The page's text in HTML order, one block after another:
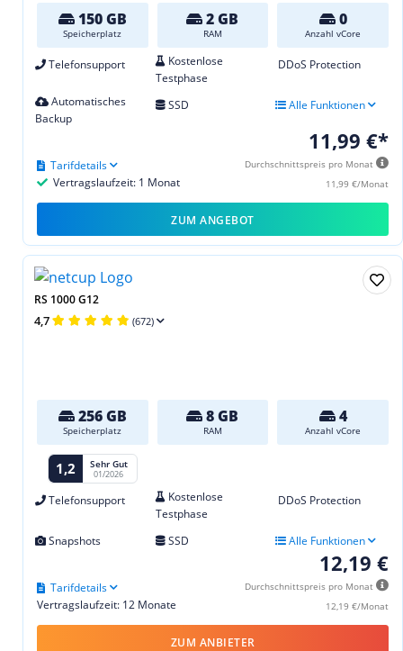
150 GB
Speicherplatz
2 GB
RAM
0
Anzahl vCore
Telefonsupport
Kostenlose
Testphase
DDoS Protection
Automatisches
Backup
SSD Alle Funktionen
11,99 €*
Durchschnittspreis pro Monat
11,99 €/Monat
Vertragslaufzeit: 1 Monat
Tarifdetails
ZUM ANGEBOT
RS 1000 G12
4,7 (672)
256 GB
Speicherplatz
8 GB
RAM
4
Anzahl vCore
1,2 Sehr Gut
01/2026
Telefonsupport
Kostenlose
Testphase
DDoS Protection
Snapshots SSD Alle Funktionen
12,19 €
Durchschnittspreis pro Monat
12,19 €/Monat
Vertragslaufzeit: 12 Monate
Tarifdetails
ZUM ANBIETER